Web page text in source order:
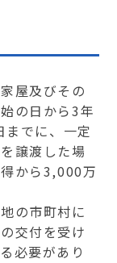
屋及びその
の日から3年
でに、一定
譲渡した場
から3,000万
の市町村に
交付を受け
必要があり